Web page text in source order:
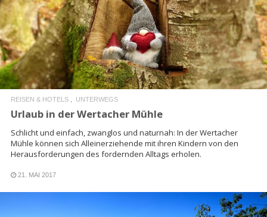
READ MORE
REISEN & HOTELS UNTERWEGS
Urlaub in der Wertacher Mühle
Schlicht und einfach, zwanglos und naturnah: In der Wertacher
Mühle können sich Alleinerziehende mit ihren Kindern von den
Herausforderungen des fordernden Alltags erholen.
21. MAI 2017